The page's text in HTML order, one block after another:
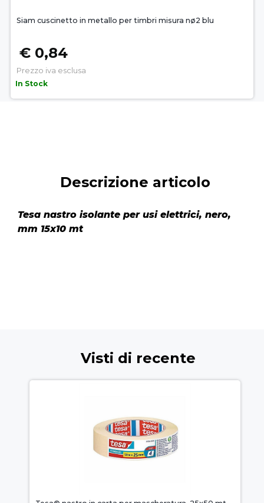
Siam cuscinetto in metallo per timbri misura nø2 blu
€ 0,84
Prezzo iva esclusa
In Stock
Descrizione articolo
Tesa nastro isolante per usi elettrici, nero,
mm 15x10 mt
Visti di recente